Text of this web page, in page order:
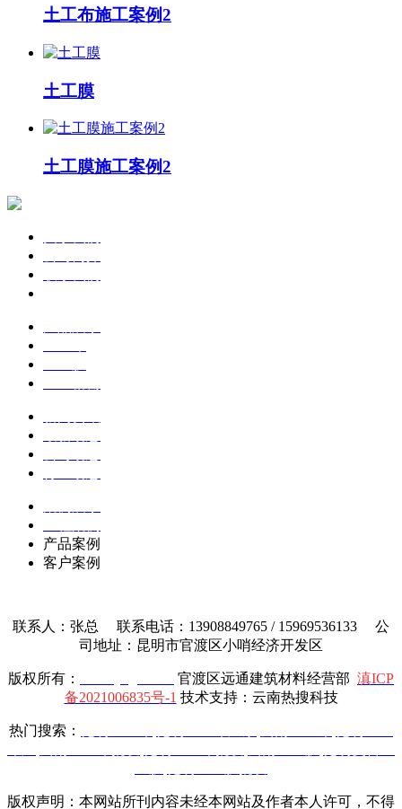
土工布施工案例2
土工膜
土工膜施工案例2
产品案例
客户案例
联系人：张总 联系电话：13908849765 / 15969536133 公
司地址：昆明市官渡区小哨经济开发区
版权所有： 官渡区远通建筑材料经营部 滇ICP
备2021006835号-1 技术支持：云南热搜科技
热门搜索：
版权声明：本网站所刊内容未经本网站及作者本人许可，不得